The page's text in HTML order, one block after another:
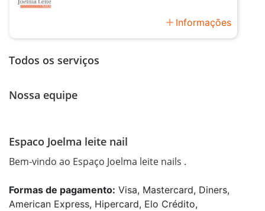
add Informações
Todos os serviços
Nossa equipe
Espaco Joelma leite nail
Bem-vindo ao Espaço Joelma leite nails .
Formas de pagamento: Visa, Mastercard, Diners,
American Express, Hipercard, Elo Crédito,